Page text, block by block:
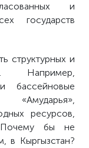
и
государств
структурных и
Например,
ресурсов,
Почему бы не
в Кыргызстан?